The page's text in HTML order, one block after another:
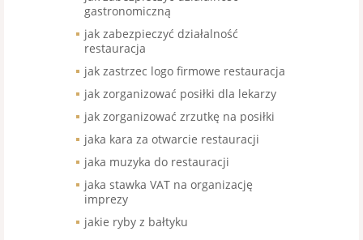
gastronomiczną
jak zabezpieczyć działalność
restauracja
jak zastrzec logo firmowe restauracja
jak zorganizować posiłki dla lekarzy
jak zorganizować zrzutkę na posiłki
jaka kara za otwarcie restauracji
jaka muzyka do restauracji
jaka stawka VAT na organizację
imprezy
jakie ryby z bałtyku